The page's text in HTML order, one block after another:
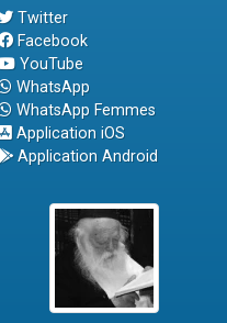
Twitter
Facebook
YouTube
WhatsApp
WhatsApp Femmes
Application iOS
Application Android